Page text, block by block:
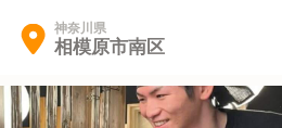
神奈川県
相模原市南区